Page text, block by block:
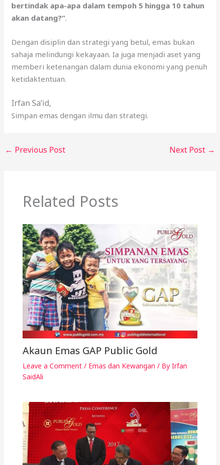
bertindak apa-apa dalam tempoh 5 hingga 10 tahun
akan datang?”.
Dengan disiplin dan strategi yang betul, emas bukan
sahaja melindungi kekayaan. Ia juga menjadi aset yang
memberi ketenangan dalam dunia ekonomi yang penuh
ketidaktentuan.
Irfan Sa’id,
Simpan emas dengan ilmu dan strategi.
← Previous Post Next Post →
Related Posts
Akaun Emas GAP Public Gold
Leave a Comment / Emas dan Kewangan / By Irfan
SaidAli